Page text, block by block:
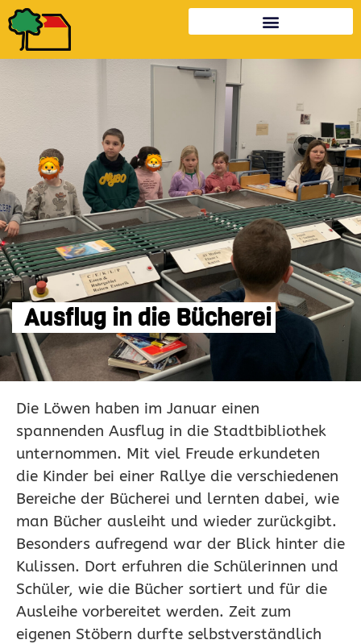
Ausflug in die Bücherei
Die Löwen haben im Januar einen
spannenden Ausflug in die Stadtbibliothek
unternommen. Mit viel Freude erkundeten
die Kinder bei einer Rallye die verschiedenen
Bereiche der Bücherei und lernten dabei, wie
man Bücher ausleiht und wieder zurückgibt.
Besonders aufregend war der Blick hinter die
Kulissen. Dort erfuhren die Schülerinnen und
Schüler, wie die Bücher sortiert und für die
Ausleihe vorbereitet werden. Zeit zum
eigenen Stöbern durfte selbstverständlich